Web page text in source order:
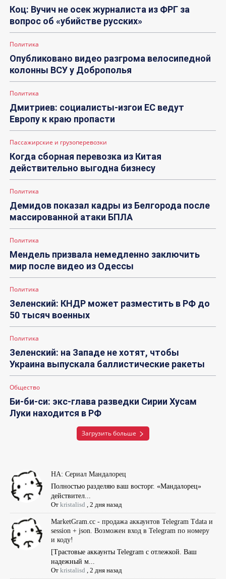
Коц: Вучич не осек журналиста из ФРГ за
вопрос об «убийстве русских»
Политика
Опубликовано видео разгрома велосипедной
колонны ВСУ у Доброполья
Политика
Дмитриев: социалисты-изгои ЕС ведут
Европу к краю пропасти
Пассажирские и грузоперевозки
Когда сборная перевозка из Китая
действительно выгодна бизнесу
Политика
Демидов показал кадры из Белгорода после
массированной атаки БПЛА
Политика
Мендель призвала немедленно заключить
мир после видео из Одессы
Политика
Зеленский: КНДР может разместить в РФ до
50 тысяч военных
Политика
Зеленский: на Западе не хотят, чтобы
Украина выпускала баллистические ракеты
Общество
Би-би-си: экс-глава разведки Сирии Хусам
Луки находится в РФ
Загрузить больше
НА: Сериал Мандалорец
Полностью разделяю ваш восторг. «Мандалорец»
действител...
Отkristalisd ,2 дня назад
MarketGram.cc - продажа аккаунтов Telegram Tdata и
session + json. Возможен вход в Telegram по номеру
и коду!
[Tрастовые аккаунты Telegram с отлежкой. Ваш
надежный м...
Отkristalisd ,2 дня назад